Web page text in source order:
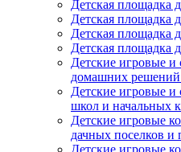
Детская площадка
Детская
Детская площадка
Детская площадка
Детские игровые
домашних решений
Детские игровые
школ и начальных
Детские игровые
дачных поселков и
Детские игровые